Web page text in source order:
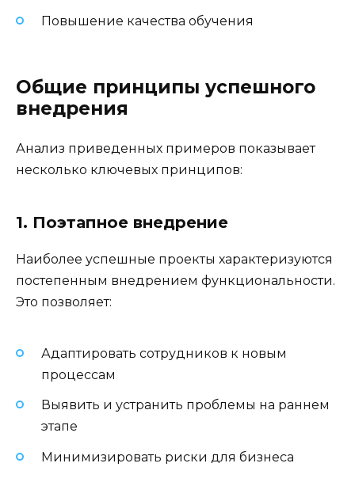
Повышение качества обучения
Общие принципы успешного
внедрения
Анализ приведенных примеров показывает
несколько ключевых принципов:
1. Поэтапное внедрение
Наиболее успешные проекты характеризуются
постепенным внедрением функциональности.
Это позволяет:
Адаптировать сотрудников к новым
процессам
Выявить и устранить проблемы на раннем
этапе
Минимизировать риски для бизнеса